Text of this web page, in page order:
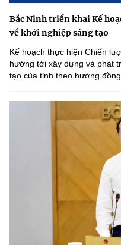
Bắc Ninh triển khai Kế
về khởi nghiệp sáng tạo
Kế hoạch thực hiện Chiến
hướng tới xây dựng và phát
tạo của tỉnh theo hướng